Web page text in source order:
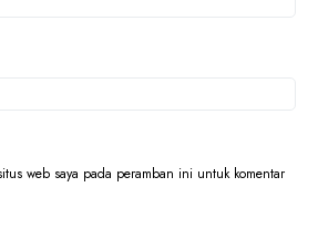
web saya pada peramban ini untuk komentar